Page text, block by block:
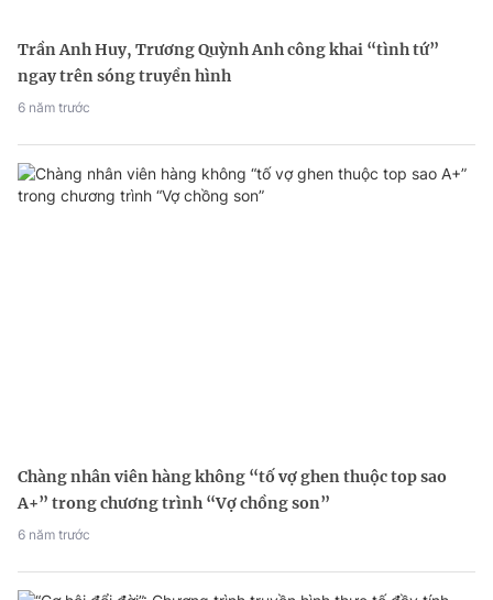
Trần Anh Huy, Trương Quỳnh Anh công khai “tình tứ”
ngay trên sóng truyền hình
6 năm trước
Chàng nhân viên hàng không “tố vợ ghen thuộc top sao
A+” trong chương trình “Vợ chồng son”
6 năm trước